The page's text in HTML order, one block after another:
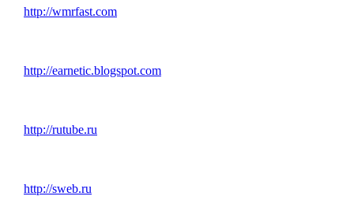
http://wmrfast.com
http://earnetic.blogspot.com
http://rutube.ru
http://sweb.ru